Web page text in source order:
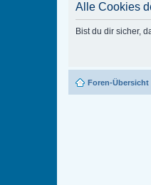
Alle Cookies
Bist du dir sicher,
Foren-Übersicht